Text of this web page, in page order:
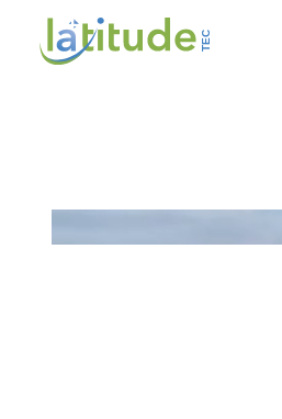
Histoire Produits
Pilotez votreexploitation